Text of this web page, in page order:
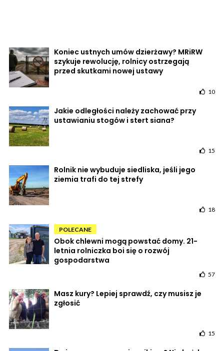
Koniec ustnych umów dzierżawy? MRiRW
szykuje rewolucję, rolnicy ostrzegają
przed skutkami nowej ustawy
10
Jakie odległości należy zachować przy
ustawianiu stogów i stert siana?
15
Rolnik nie wybuduje siedliska, jeśli jego
ziemia trafi do tej strefy
18
POLECANE
Obok chlewni mogą powstać domy. 21-
letnia rolniczka boi się o rozwój
gospodarstwa
57
Masz kury? Lepiej sprawdź, czy musisz je
zgłosić
15